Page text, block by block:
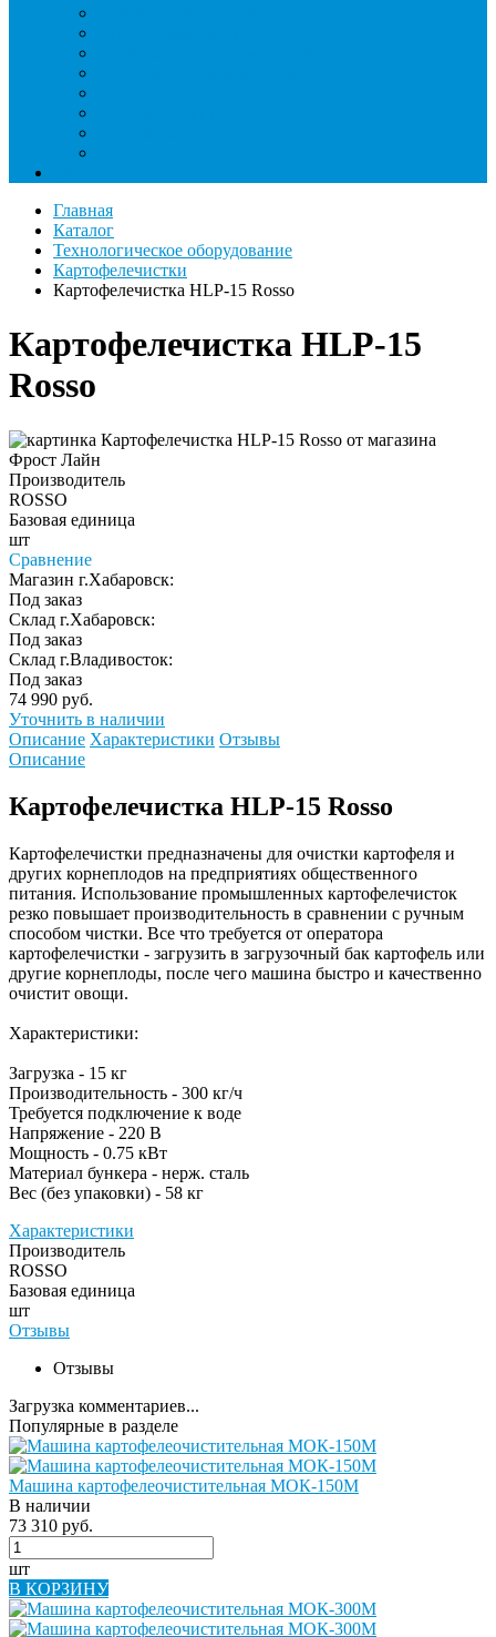
Главная
Каталог
Технологическое оборудование
Картофелечистки
Картофелечистка HLP-15 Rosso
Картофелечистка HLP-15
Rosso
Производитель
ROSSO
Базовая единица
шт
Сравнение
Магазин г.Хабаровск:
Под заказ
Склад г.Хабаровск:
Под заказ
Склад г.Владивосток:
Под заказ
74 990 руб.
Уточнить в наличии
Описание Характеристики Отзывы
Описание
Картофелечистка HLP-15 Rosso
Картофелечистки предназначены для очистки картофеля и
других корнеплодов на предприятиях общественного
питания. Использование промышленных картофелечисток
резко повышает производительность в сравнении с ручным
способом чистки. Все что требуется от оператора
картофелечистки - загрузить в загрузочный бак картофель или
другие корнеплоды, после чего машина быстро и качественно
очистит овощи.
Характеристики:
Загрузка - 15 кг
Производительность - 300 кг/ч
Требуется подключение к воде
Напряжение - 220 В
Мощность - 0.75 кВт
Материал бункера - нерж. сталь
Вес (без упаковки) - 58 кг
Характеристики
Производитель
ROSSO
Базовая единица
шт
Отзывы
Отзывы
Загрузка комментариев...
Популярные в разделе
Машина картофелеочистительная МОК-150М
В наличии
73 310 руб.
шт
В КОРЗИНУ